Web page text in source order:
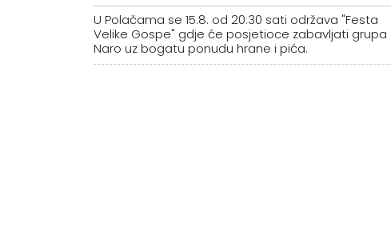
U Polačama se 15.8. od 20:30 sati održava "Festa
Velike Gospe" gdje će posjetioce zabavljati grupa
Naro uz bogatu ponudu hrane i pića.